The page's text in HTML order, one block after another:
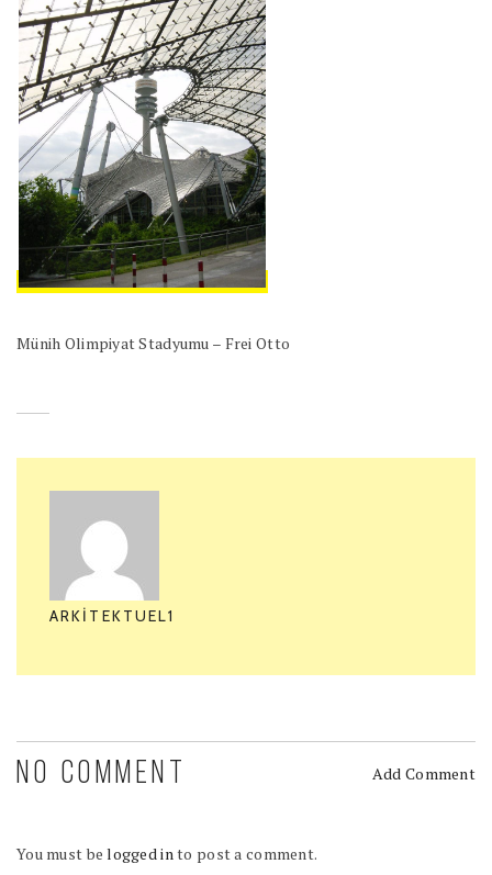
Münih Olimpiyat Stadyumu – Frei Otto
ARKITEKTUEL1
NO COMMENT Add Comment
You must belogged into post a comment.